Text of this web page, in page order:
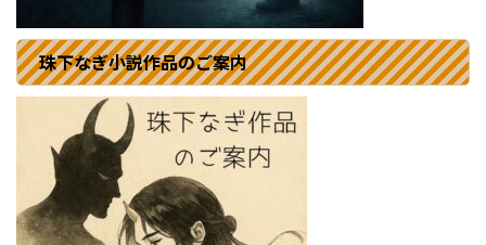
珠下なぎ小説作品のご案内